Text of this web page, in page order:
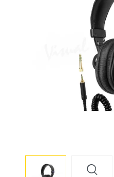
info